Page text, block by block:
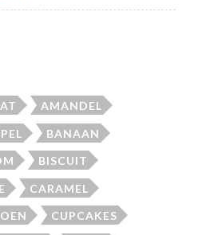
AMANDEL
BANAAN
BISCUIT
CARAMEL
CUPCAKES